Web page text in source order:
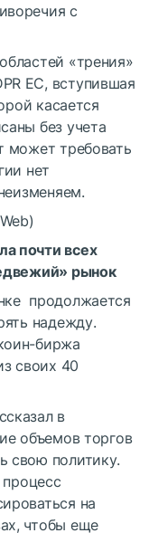
с
«трения»
ЕС, вступившая
касается
без учета
может требовать
нет
почти всех
рынок
продолжается
надежду.
биржа
своих 40
в
объемов торгов
свою политику.
на
чтобы еще